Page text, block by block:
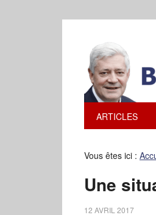
ARTICLES
Vous êtes ici :
Une
12 AVRIL 2017